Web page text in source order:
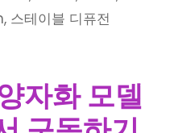
, 스테이블 디퓨전
자화 모델